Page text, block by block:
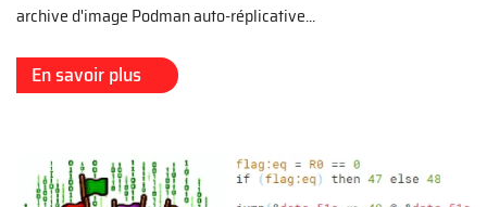
archive d'image Podman auto-réplicative...
En savoir plus